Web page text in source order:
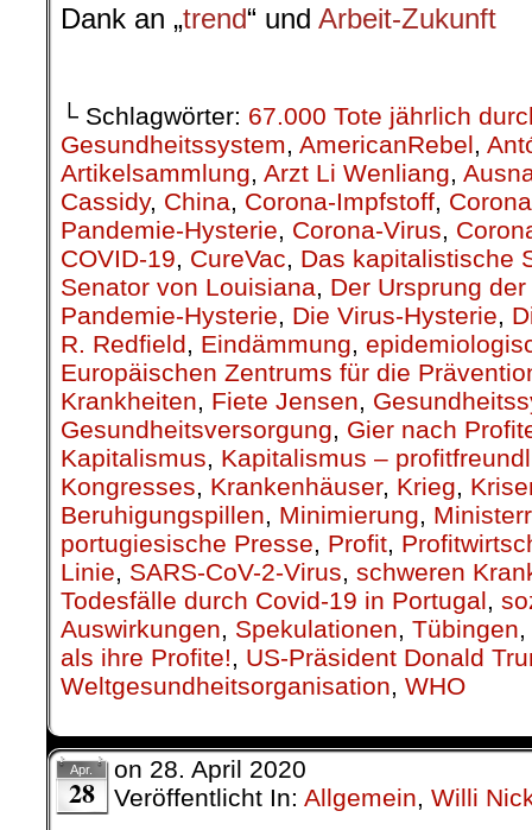
Dank an „trend“ und Arbeit-Zukunft
└ Schlagwörter: 67.000 Tote jährlich
Gesundheitssystem, AmericanRebel,
Artikelsammlung, Arzt Li Wenliang,
Cassidy, China, Corona-Impfstoff,
Pandemie-Hysterie, Corona-Virus,
COVID-19, CureVac, Das kapitalistische
Senator von Louisiana, Der Ursprung
Pandemie-Hysterie, Die Virus-Hysterie,
R. Redfield, Eindämmung,
Europäischen Zentrums für die
Krankheiten, Fiete Jensen,
Gesundheitsversorgung, Gier nach
Kapitalismus, Kapitalismus –
Kongresses, Krankenhäuser, Krieg,
Beruhigungspillen, Minimierung,
portugiesische Presse, Profit,
Linie, SARS-CoV-2-Virus, schweren
Todesfälle durch Covid-19 in Portugal,
Auswirkungen, Spekulationen, Tübingen,
als ihre Profite!, US-Präsident Donald
Weltgesundheitsorganisation, WHO
Apr.
28
on 28. April 2020
Veröffentlicht In: Allgemein, Willi